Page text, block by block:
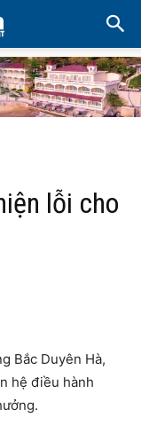
lỗi cho
Bắc Duyên Hà,
hệ điều hành